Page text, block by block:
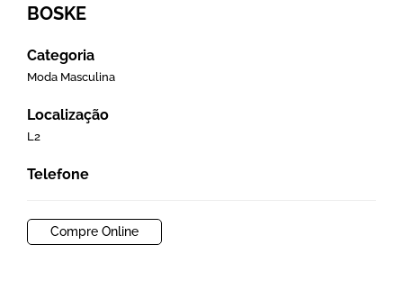
BOSKE
Categoria
Moda Masculina
Localização
L2
Telefone
Compre Online